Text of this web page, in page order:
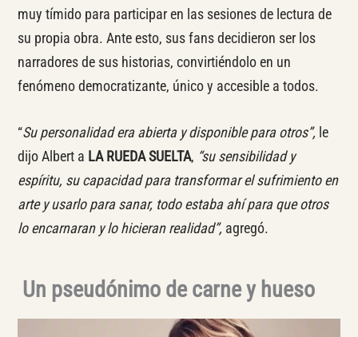
muy tímido para participar en las sesiones de lectura de
su propia obra. Ante esto, sus fans decidieron ser los
narradores de sus historias, convirtiéndolo en un
fenómeno democratizante, único y accesible a todos.
“Su personalidad era abierta y disponible para otros”, le
dijo Albert a LA RUEDA SUELTA, “su sensibilidad y
espíritu, su capacidad para transformar el sufrimiento en
arte y usarlo para sanar, todo estaba ahí para que otros
lo encarnaran y lo hicieran realidad”, agregó.
Un pseudónimo de carne y hueso